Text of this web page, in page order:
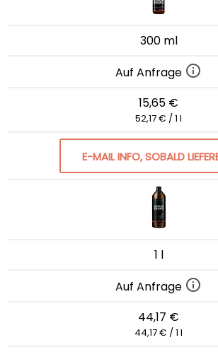
300 ml
Auf Anfrage
15,65 €
52,17 € / 1 l
E-MAIL INFO, SOBALD
1 l
Auf Anfrage
44,17 €
44,17 € / 1 l